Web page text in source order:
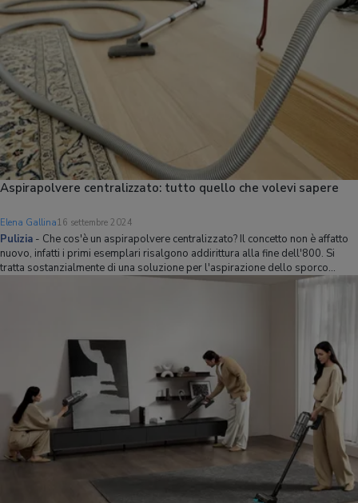
Aspirapolvere centralizzato: tutto quello che volevi sapere
Elena Gallina16 settembre 2024
Pulizia - Che cos'è un aspirapolvere centralizzato? Il concetto non è affatto
nuovo, infatti i primi esemplari risalgono addirittura alla fine dell'800. Si
tratta sostanzialmente di una soluzione per l'aspirazione dello sporco
integrata nell'edificio stesso.La principale applicazione originaria era quella